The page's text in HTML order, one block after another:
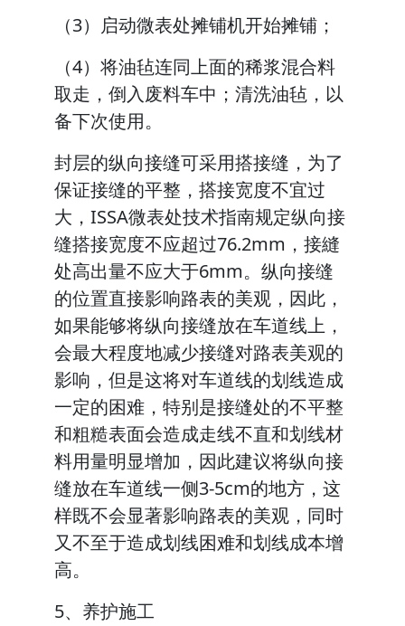
（3）启动微表处摊铺机开始摊铺；
（4）将油毡连同上面的稀浆混合料
取走，倒入废料车中；清洗油毡，以
备下次使用。
封层的纵向接缝可采用搭接缝，为了
保证接缝的平整，搭接宽度不宜过
大，ISSA微表处技术指南规定纵向接
缝搭接宽度不应超过76.2mm，接縫
处高出量不应大于6mm。纵向接缝
的位置直接影响路表的美观，因此，
如果能够将纵向接缝放在车道线上，
会最大程度地减少接缝对路表美观的
影响，但是这将对车道线的划线造成
一定的困难，特别是接缝处的不平整
和粗糙表面会造成走线不直和划线材
料用量明显增加，因此建议将纵向接
缝放在车道线一侧3-5cm的地方，这
样既不会显著影响路表的美观，同时
又不至于造成划线困难和划线成本增
高。
5、养护施工